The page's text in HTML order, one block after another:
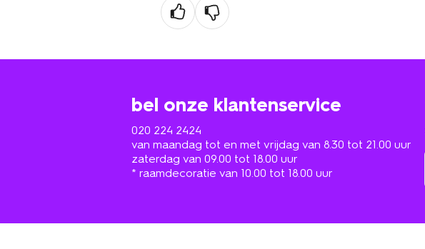
bel onze klantenservice
020 224 2424
van maandag tot en met vrijdag van 8.30 tot 21.00 uur
zaterdag van 09.00 tot 18.00 uur
* raamdecoratie van 10.00 tot 18.00 uur